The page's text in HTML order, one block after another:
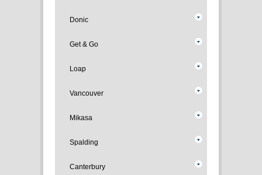
Donic
Get & Go
Loap
Vancouver
Mikasa
Spalding
Canterbury